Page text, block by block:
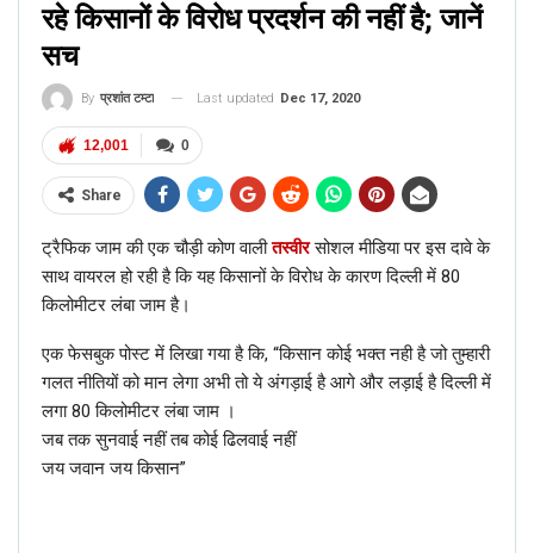
रहे किसानों के विरोध प्रदर्शन की नहीं है; जानें
सच
By प्रशांत टम्टा Last updated Dec 17, 2020
0
12,001
Share
ट्रैफिक जाम की एक चौड़ी कोण वालीतस्वीरसोशल मीडिया पर इस दावे के
साथ वायरल हो रही है कि यह किसानों के विरोध के कारण दिल्ली में 80
किलोमीटर लंबा जाम है।
एक फेसबुक पोस्ट में लिखा गया है कि, “किसान कोई भक्त नही है जो तुम्हारी
गलत नीतियों को मान लेगा अभी तो ये अंगड़ाई है आगे और लड़ाई है दिल्ली में
लगा 80 किलोमीटर लंबा जाम ।
जब तक सुनवाई नहीं तब कोई ढिलवाई नहीं
जय जवान जय किसान”